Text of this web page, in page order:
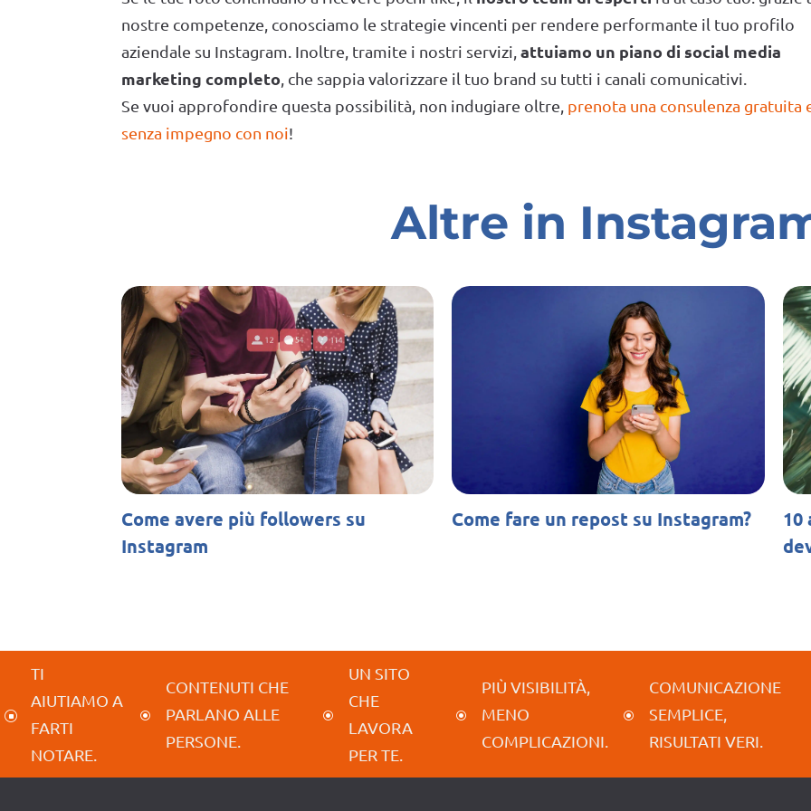
nostre competenze, conosciamo le strategie vincenti per rendere performante il tuo profilo
aziendale su Instagram. Inoltre, tramite i nostri servizi,attuiamo un piano di social media
marketing completo , che sappia valorizzare il tuo brand su tutti i canali comunicativi.
Se vuoi approfondire questa possibilità, non indugiare oltre, prenota una consulenza gratuita
senza impegno con noi!
Altre in
Come avere più followers su
Instagram
Come fare un repost su Instagram?
10
]
TI
AIUTIAMO A
FARTI
NOTARE.
\
CONTENUTI CHE
PARLANO ALLE
PERSONE.
\
UN SITO
CHE
LAVORA
PER TE.
\
PIÙ VISIBILITÀ,
MENO
COMPLICAZIONI.
\
COMUNICAZIONE
SEMPLICE,
RISULTATI VERI.